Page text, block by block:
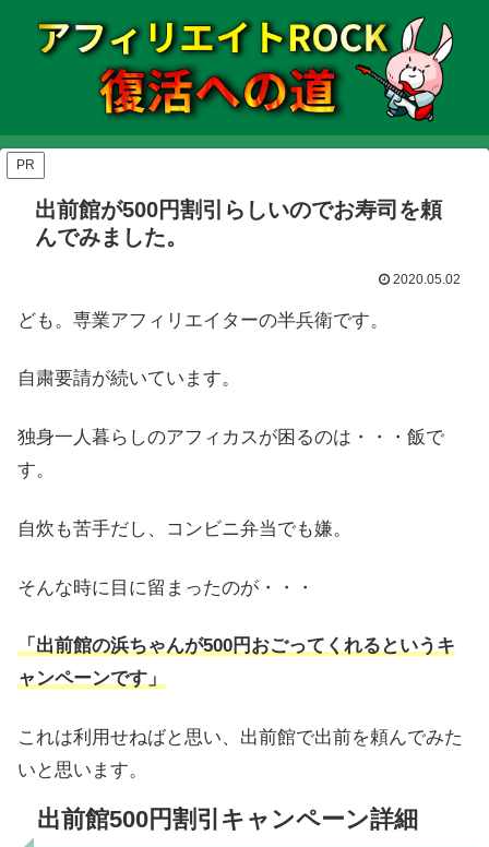
PR
出前館が500円割引らしいのでお寿司を頼
んでみました。
2020.05.02
ども。専業アフィリエイターの半兵衛です。
自粛要請が続いています。
独身一人暮らしのアフィカスが困るのは・・・飯で
す。
自炊も苦手だし、コンビニ弁当でも嫌。
そんな時に目に留まったのが・・・
「出前館の浜ちゃんが500円おごってくれるというキ
ャンペーンです」
これは利用せねばと思い、出前館で出前を頼んでみた
いと思います。
出前館500円割引キャンペーン詳細